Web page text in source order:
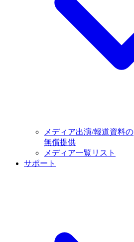
メディア出演/報道資料の
無償提供
メディア一覧リスト
サポート